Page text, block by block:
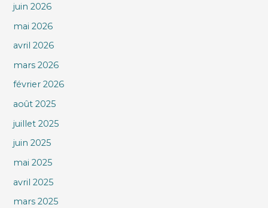
juin 2026
mai 2026
avril 2026
mars 2026
février 2026
août 2025
juillet 2025
juin 2025
mai 2025
avril 2025
mars 2025